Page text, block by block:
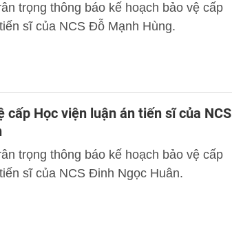
trọng thông báo kế hoạch bảo vệ cấp
sĩ của NCS Đỗ Mạnh Hùng.
cấp Học viện luận án tiến sĩ của NCS
trọng thông báo kế hoạch bảo vệ cấp
sĩ của NCS Đinh Ngọc Huân.